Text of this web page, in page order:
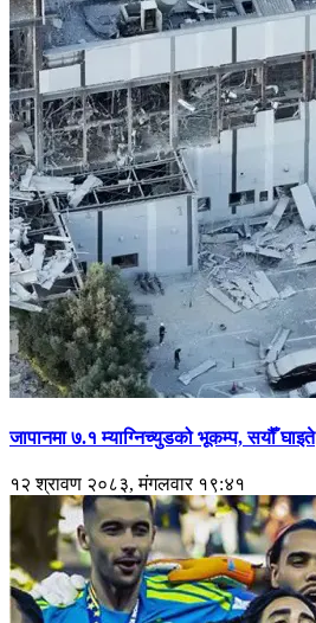
जापानमा ७.१ म्याग्निच्युडको भूकम्प, सयौँ घाइते
१२ श्रावण २०८३, मंगलवार १९:४१